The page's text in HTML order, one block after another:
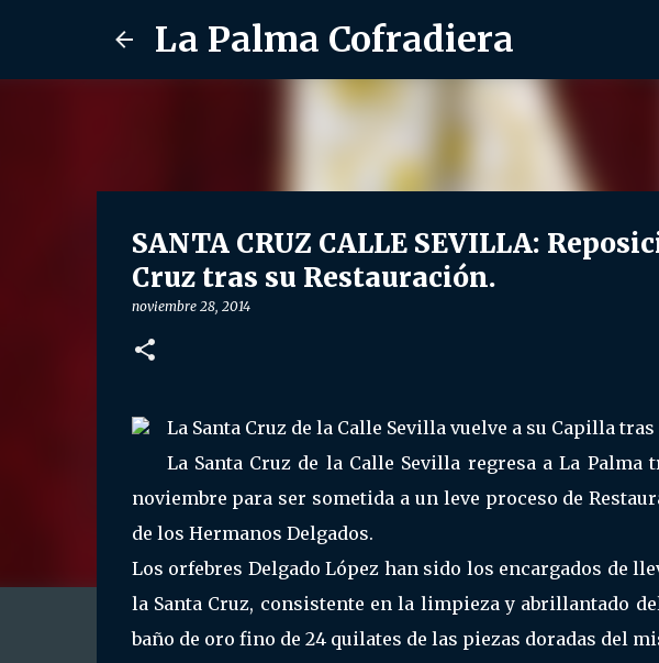
La Palma Cofradiera
SANTA CRUZ CALLE SEVILLA:
Cruz tras su Restauración.
noviembre 28, 2014
La Santa Cruz de la Calle Sevilla vuelve a su Capilla
La Santa Cruz de la Calle Sevilla regresa a La
noviembre para ser sometida a un leve proceso de
de los Hermanos Delgados.
Los orfebres Delgado López han sido los encargados de
la Santa Cruz, consistente en la limpieza y abrillantado
baño de oro fino de 24 quilates de las piezas doradas del